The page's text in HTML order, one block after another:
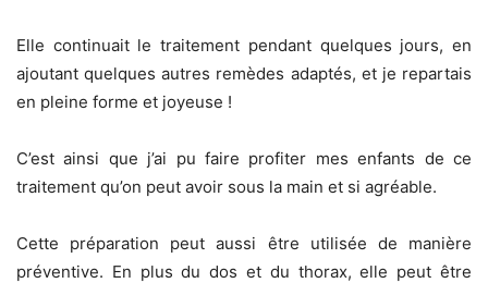
Elle continuait le traitement pendant quelques jours, en
ajoutant quelques autres remèdes adaptés, et je repartais
en pleine forme et joyeuse !
C’est ainsi que j’ai pu faire profiter mes enfants de ce
traitement qu’on peut avoir sous la main et si agréable.
Cette préparation peut aussi être utilisée de manière
préventive. En plus du dos et du thorax, elle peut être